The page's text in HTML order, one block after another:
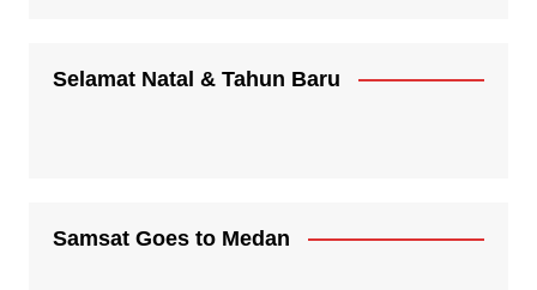
Selamat Natal & Tahun Baru
Samsat Goes to Medan